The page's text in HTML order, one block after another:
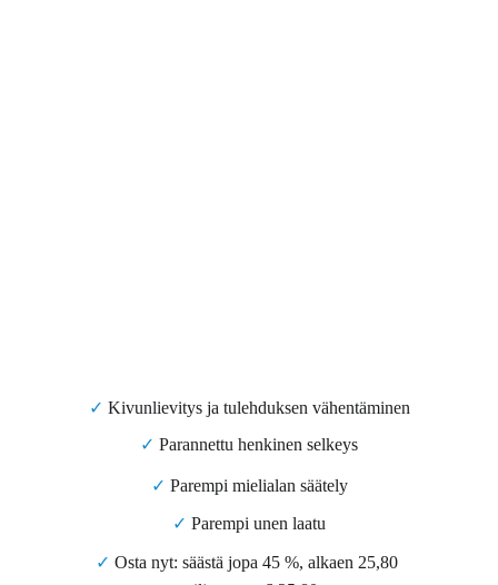
✓ Kivunlievitys ja tulehduksen vähentäminen
✓ Parannettu henkinen selkeys
✓ Parempi mielialan säätely
✓ Parempi unen laatu
✓ Osta nyt: säästä jopa 45 %, alkaen 25,80